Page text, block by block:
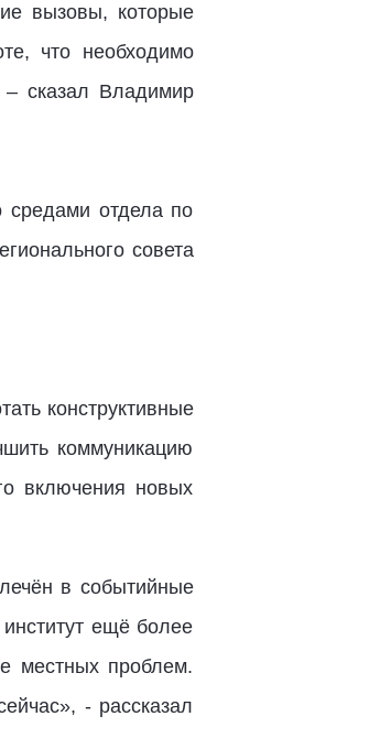
вызовы, которые
что необходимо
– сказал Владимир
средами отдела по
совета
конструктивные
коммуникацию
включения новых
в событийные
ещё более
местных проблем.
- рассказал